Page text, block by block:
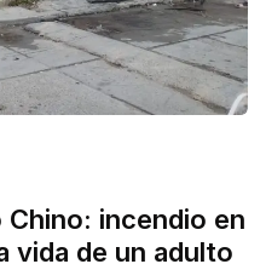
Chino: incendio en
vida de un adulto